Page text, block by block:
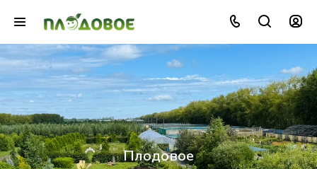
Озеленение
Создайте красивую и экологичную